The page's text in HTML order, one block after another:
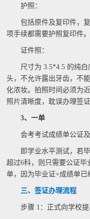
护照：
包括原件及复印件，复
项手续都需要护照复印件。
证件照：
尺寸为 3.5*4.5 的纯白
头，不允许露出牙齿，不
化浓妆。拍照时间必须为
照片清晰度，耽误办理签证
3、一单
会考考试成绩单公证及
即学业水平测试，若毕
超过6科，则只需要公证
单，因为毕业证+成绩单已
三、签证办理流程
步骤 1：正式向学校提